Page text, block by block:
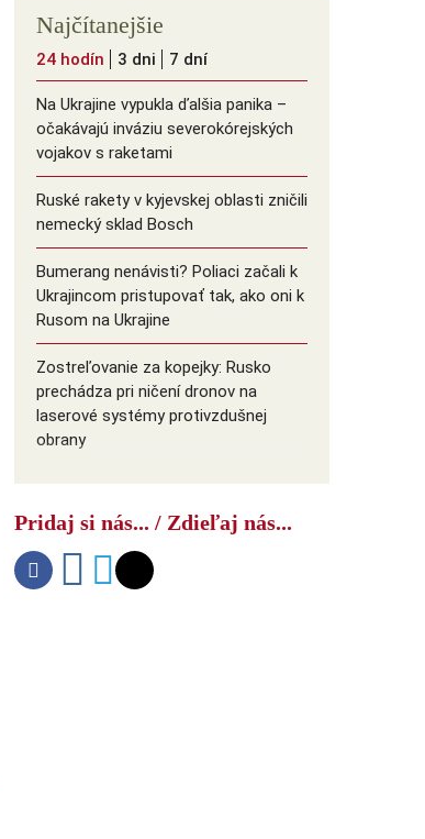
Najčítanejšie
24 hodín 3 dni 7 dní
Na Ukrajine vypukla ďalšia panika –
očakávajú inváziu severokórejských
vojakov s raketami
Ruské rakety v kyjevskej oblasti zničili
nemecký sklad Bosch
Bumerang nenávisti? Poliaci začali k
Ukrajincom pristupovať tak, ako oni k
Rusom na Ukrajine
Zostreľovanie za kopejky: Rusko
prechádza pri ničení dronov na
laserové systémy protivzdušnej
obrany
šokom
Pridaj si nás... / Zdieľaj nás...